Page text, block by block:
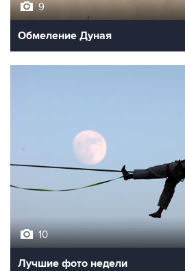
9
Обмеление Дуная
10
Лучшие фото недели